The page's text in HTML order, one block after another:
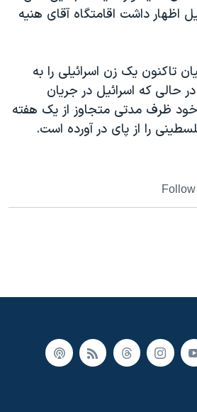
نوبل صلح
اظهار داشت اقامتگاه آقای هنيه
تاکنون يک زن اسرائيلی را به
حالی که اسرائيل در جريان
ظرف مدتی متجاوز از يک هفته